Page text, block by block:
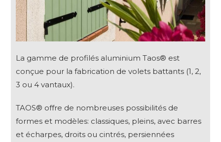
La gamme de profilés aluminium Taos® est
conçue pour la fabrication de volets battants (1, 2,
3 ou 4 vantaux).
TAOS® offre de nombreuses possibilités de
formes et modèles: classiques, pleins, avec barres
et écharpes, droits ou cintrés, persiennées